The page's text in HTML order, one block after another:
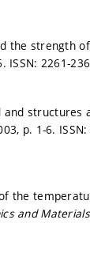
the strength
ISSN: 2261-
and
p. 1-6.
of the
and